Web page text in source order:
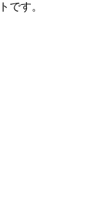
です。